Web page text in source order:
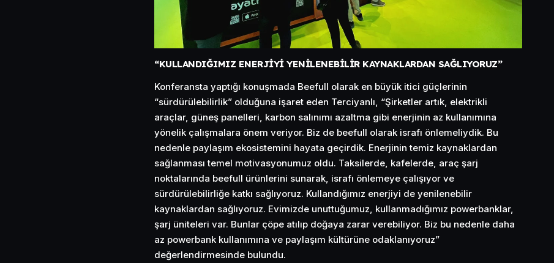
“KULLANDIĞIMIZ ENERJİYİ YENİLENEBİLİR KAYNAKLARDAN SAĞLIYORUZ”
Konferansta yaptığı konuşmada Beefull olarak en büyük itici güçlerinin
“sürdürülebilirlik” olduğuna işaret eden Terciyanlı, “Şirketler artık, elektrikli
araçlar, güneş panelleri, karbon salınımı azaltma gibi enerjinin az kullanımına
yönelik çalışmalara önem veriyor. Biz de beefull olarak israfı önlemeliydik. Bu
nedenle paylaşım ekosistemini hayata geçirdik. Enerjinin temiz kaynaklardan
sağlanması temel motivasyonumuz oldu. Taksilerde, kafelerde, araç şarj
noktalarında beefull ürünlerini sunarak, israfı önlemeye çalışıyor ve
sürdürülebilirliğe katkı sağlıyoruz. Kullandığımız enerjiyi de yenilenebilir
kaynaklardan sağlıyoruz. Evimizde unuttuğumuz, kullanmadığımız powerbanklar,
şarj üniteleri var. Bunlar çöpe atılıp doğaya zarar verebiliyor. Biz bu nedenle daha
az powerbank kullanımına ve paylaşım kültürüne odaklanıyoruz”
değerlendirmesinde bulundu.